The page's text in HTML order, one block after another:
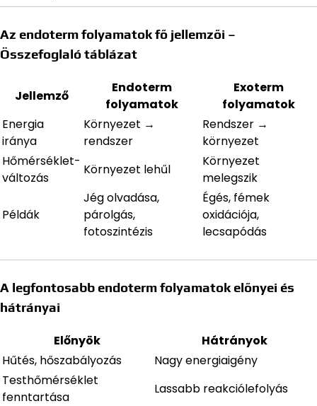
Az endoterm folyamatok fő jellemzői –
Összefoglaló táblázat
Jellemző
Endoterm
folyamatok
Exoterm
folyamatok
Energia
iránya
Környezet →
rendszer
Rendszer →
környezet
Hőmérséklet-
változás
Környezet lehűl
Környezet
melegszik
Példák
Jég olvadása,
párolgás,
fotoszintézis
Égés, fémek
oxidációja,
lecsapódás
A legfontosabb endoterm folyamatok előnyei és
hátrányai
Előnyök
Hátrányok
Hűtés, hőszabályozás
Nagy energiaigény
Testhőmérséklet
fenntartása
Lassabb reakciólefolyás